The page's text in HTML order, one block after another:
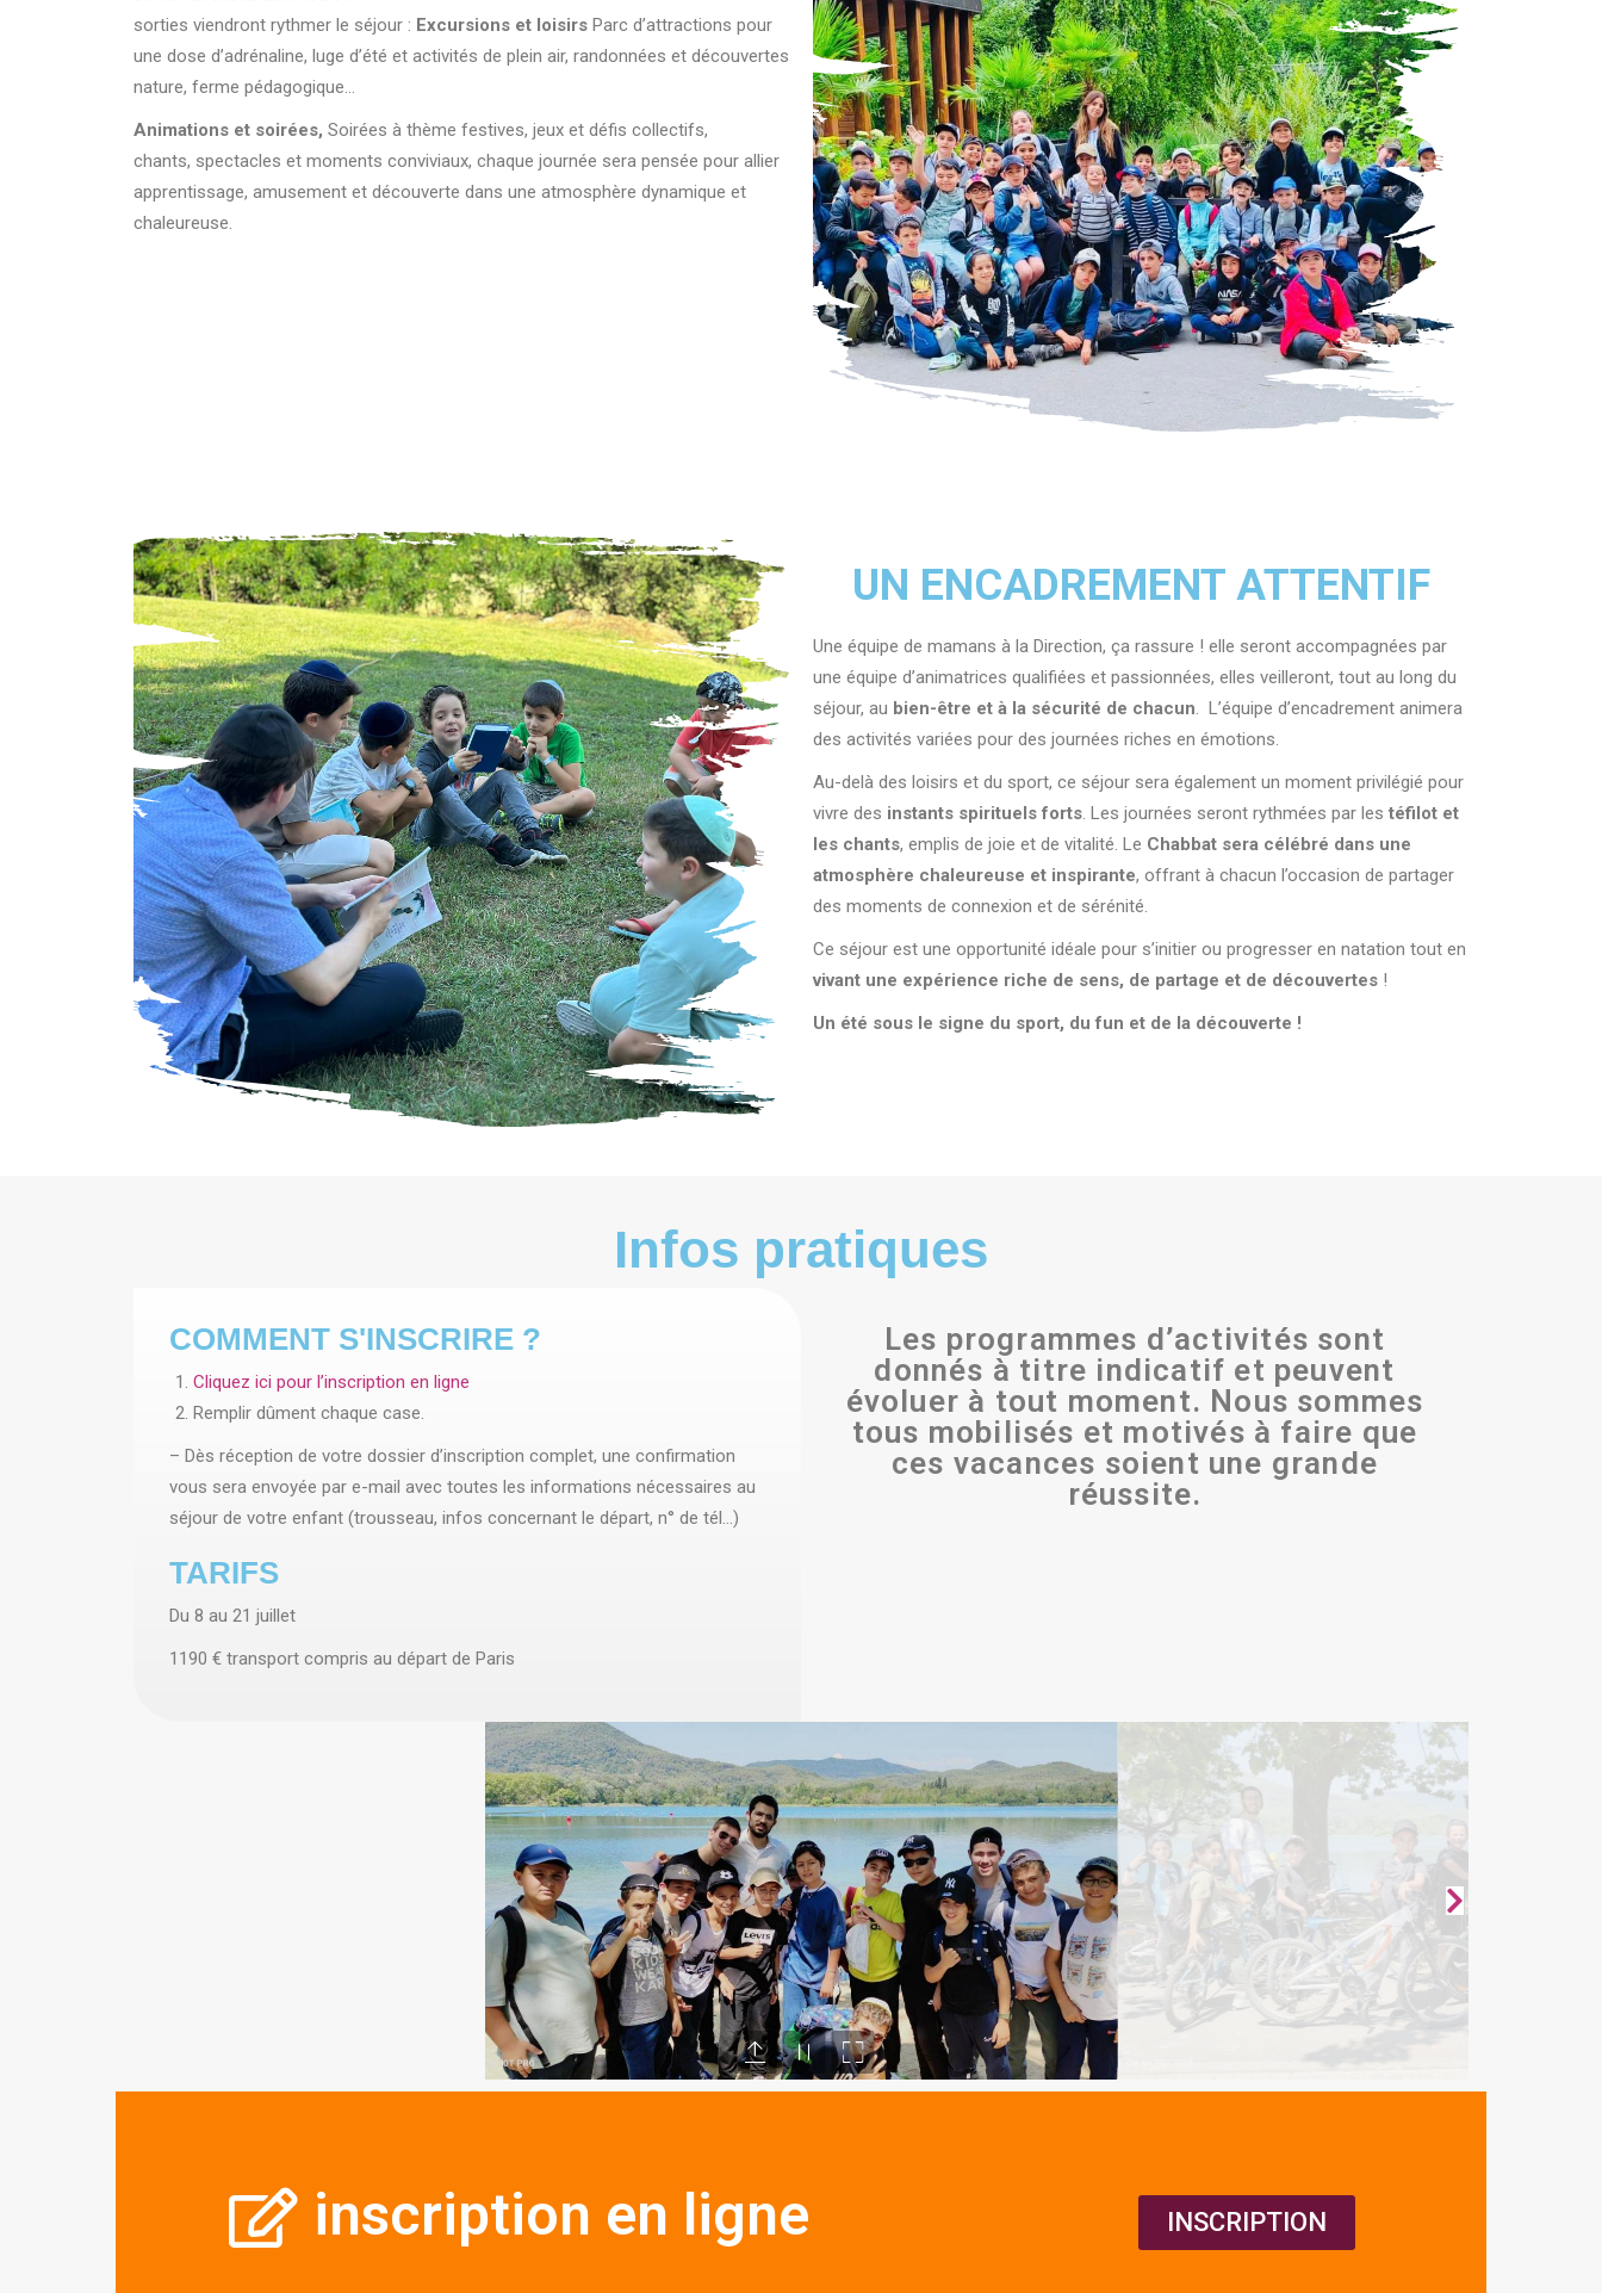
sorties viendront rythmer le séjour : Excursions et loisirs Parc d’attractions pour
une dose d’adrénaline, luge d’été et activités de plein air, randonnées et découvertes
nature, ferme pédagogique…
Animations et soirées, Soirées à thème festives, jeux et défis collectifs,
chants, spectacles et moments conviviaux, chaque journée sera pensée pour allier
apprentissage, amusement et découverte dans une atmosphère dynamique et
chaleureuse.
UN ENCADREMENT ATTENTIF
Une équipe de mamans à la Direction, ça rassure ! elle seront accompagnées par
une équipe d’animatrices qualifiées et passionnées, elles veilleront, tout au long du
séjour, au bien-être et à la sécurité de chacun. L’équipe d’encadrement animera
des activités variées pour des journées riches en émotions.
Au-delà des loisirs et du sport, ce séjour sera également un moment privilégié pour
vivre des instants spirituels forts. Les journées seront rythmées par les téfilot et
les chants, emplis de joie et de vitalité. Le Chabbat sera célébré dans une
atmosphère chaleureuse et inspirante, offrant à chacun l’occasion de partager
des moments de connexion et de sérénité.
Ce séjour est une opportunité idéale pour s’initier ou progresser en natation tout en
vivant une expérience riche de sens, de partage et de découvertes !
Un été sous le signe du sport, du fun et de la découverte !
Infos pratiques
COMMENT S'INSCRIRE ?
Cliquez ici pour l’inscription en ligne
Remplir dûment chaque case.
– Dès réception de votre dossier d’inscription complet, une confirmation
vous sera envoyée par e-mail avec toutes les informations nécessaires au
séjour de votre enfant (trousseau, infos concernant le départ, n° de tél…)
TARIFS
Du 8 au 21 juillet
1190 € transport compris au départ de Paris
Les programmes d’activités sont
donnés à titre indicatif et peuvent
évoluer à tout moment. Nous sommes
tous mobilisés et motivés à faire que
ces vacances soient une grande
réussite.
inscription en ligne INSCRIPTION